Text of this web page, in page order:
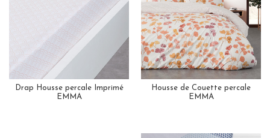
Drap Housse percale Imprimé
EMMA
Housse de Couette percale
EMMA